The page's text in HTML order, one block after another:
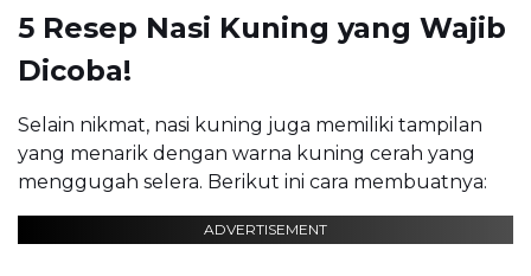
5 Resep Nasi Kuning yang Wajib
Dicoba!
Selain nikmat, nasi kuning juga memiliki tampilan
yang menarik dengan warna kuning cerah yang
menggugah selera. Berikut ini cara membuatnya:
ADVERTISEMENT